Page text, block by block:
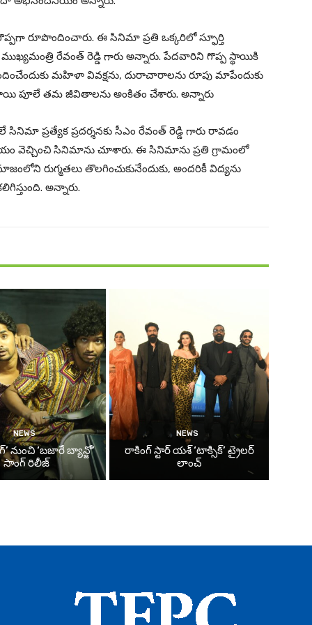
రూపొందించారు. ఈ సినిమా ప్రతి ఒక్కరిలో స్ఫూర్తి
రేవంత్ రెడ్డి గారు అన్నారు. పేదవారిని గొప్ప స్థాయికి
మహిళా వివక్షను, దురాచారాలను రూపు మాపేందుకు
పూలే తమ జీవితాలను అంకితం చేశారు. అన్నారు
ప్రత్యేక ప్రదర్శనకు సీఎం రేవంత్ రెడ్డి గారు రావడం
వెచ్చించి సినిమాను చూశారు. ఈ సినిమాను ప్రతి గ్రామంలో
రుగ్మతలు తొలగించుకునేందుకు, అందరికీ విద్యను
అన్నారు.
NEWS
నుంచి ‘బజారే బ్యాన్జో’
సాంగ్ రిలీజ్
NEWS
రాకింగ్ స్టార్ యశ్ ‘టాక్సిక్’ ట్రైలర్
లాంచ్